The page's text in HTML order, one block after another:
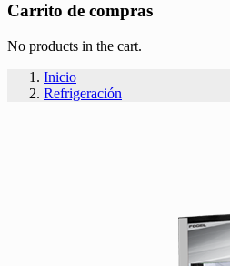
Carrito de compras
No products in the cart.
Inicio
Refrigeración